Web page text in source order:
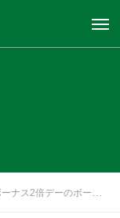
不足分の付与手続き完了のお知らせ